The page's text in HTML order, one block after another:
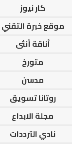
كار نيوز
موقع خبرة التقني
أناقة أنثى
متورخ
مدسن
روتانا تسويق
مجلة الابداع
نادي الترددات